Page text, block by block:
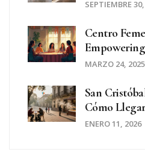
SEPTIEMBRE
Centro
Empowering
MARZO 24, 2025
San
Cómo
Cualquier
ENERO 11, 2026